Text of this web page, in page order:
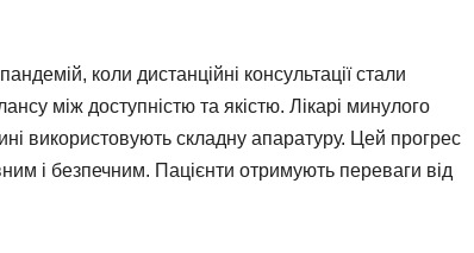
коли дистанційні консультації стали
між доступністю та якістю. Лікарі минулого
використовують складну апаратуру. Цей прогрес
і безпечним. Пацієнти отримують переваги від